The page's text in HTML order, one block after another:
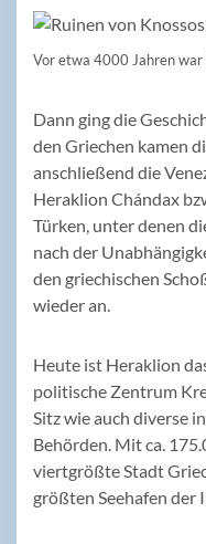
Vor etwa 4000 Jahren war
Dann ging die
den Griechen kamen
anschließend die
Heraklion Chándax
Türken, unter denen
nach der
den griechischen
wieder an.
Heute ist Heraklion
politische Zentrum
Sitz wie auch diverse
Behörden. Mit ca.
viertgrößte Stadt
größten Seehafen der